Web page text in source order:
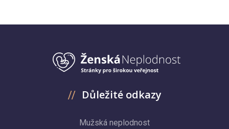
Důležité odkazy
Mužská neplodnost